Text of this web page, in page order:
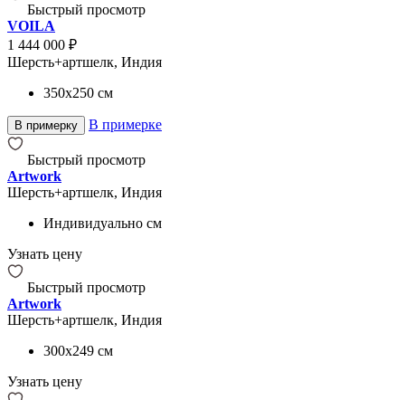
Быстрый просмотр
VOILA
1 444 000 ₽
Шерсть+артшелк, Индия
350x250 см
В примерку В примерке
Быстрый просмотр
Artwork
Шерсть+артшелк, Индия
Индивидуально см
Узнать цену
Быстрый просмотр
Artwork
Шерсть+артшелк, Индия
300x249 см
Узнать цену